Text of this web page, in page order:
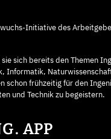
Initiative des
sich bereits den Themen
Informatik,
schon frühzeitig für den
und Technik zu begeistern.
APP